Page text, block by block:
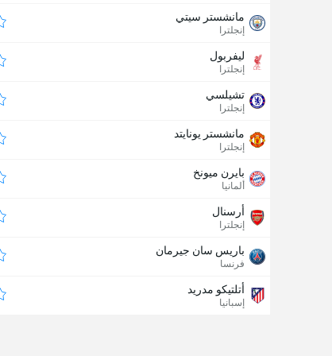
مانشستر سيتي
إنجلترا
ليفربول
إنجلترا
تشيلسي
إنجلترا
مانشستر يونايتد
إنجلترا
بايرن ميونخ
ألمانيا
أرسنال
إنجلترا
باريس سان جيرمان
فرنسا
أتلتيكو مدريد
إسبانيا